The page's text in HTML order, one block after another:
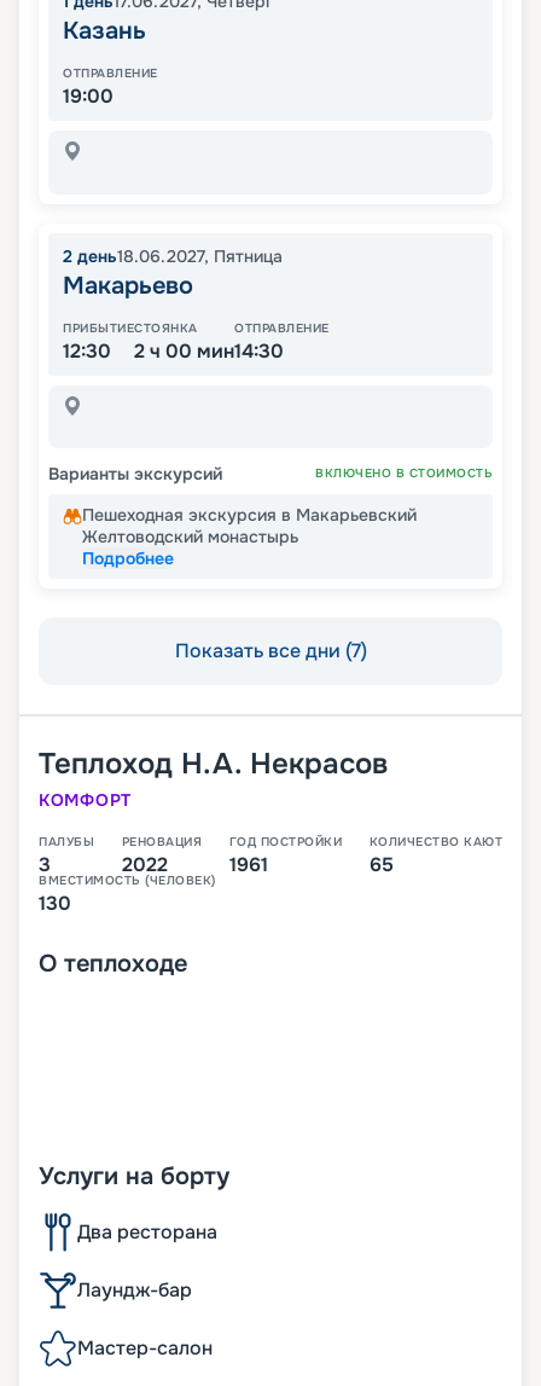
Казань
ОТПРАВЛЕНИЕ
19:00
2 день18.06.2027, Пятница
Макарьево
ПРИБЫТИЕ
12:30
СТОЯНКА
2 ч 00 мин
ОТПРАВЛЕНИЕ
14:30
Варианты экскурсий ВКЛЮЧЕНО В СТОИМОСТЬ
Пешеходная экскурсия в Макарьевский
Желтоводский монастырь
Подробнее
Показать все дни (7)
Теплоход Н.А. Некрасов
КОМФОРТ
ПАЛУБЫ
3
РЕНОВАЦИЯ
2022
ГОД ПОСТРОЙКИ
1961
КОЛИЧЕСТВО КАЮТ
65
ВМЕСТИМОСТЬ (ЧЕЛОВЕК)
130
О теплоходе
Услуги на борту
Два ресторана
Лаундж-бар
Мастер-салон